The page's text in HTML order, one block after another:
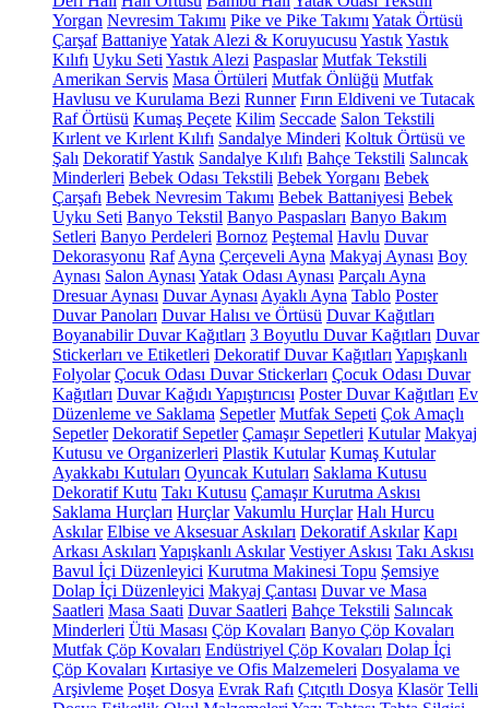
Yorgan Nevresim Takımı Pike ve Pike Takımı Yatak Örtüsü
Çarşaf BattaniyeYatak Alezi & Koruyucusu YastıkYastık
Kılıfı Uyku Seti Yastık Alezi Paspaslar Mutfak Tekstili
Amerikan Servis Masa Örtüleri Mutfak Önlüğü Mutfak
Havlusu ve Kurulama Bezi Runner Fırın Eldiveni ve Tutacak
Raf Örtüsü Kumaş Peçete Kilim Seccade Salon Tekstili
Kırlent ve Kırlent Kılıfı Sandalye Minderi Koltuk Örtüsü ve
Şalı Dekoratif Yastık Sandalye Kılıfı Bahçe Tekstili Salıncak
Minderleri Bebek Odası Tekstili Bebek Yorganı Bebek
Çarşafı Bebek Nevresim Takımı Bebek Battaniyesi Bebek
Uyku Seti Banyo Tekstil Banyo Paspasları Banyo Bakım
Setleri Banyo Perdeleri Bornoz Peştemal Havlu Duvar
Dekorasyonu Raf Ayna Çerçeveli Ayna Makyaj Aynası Boy
Aynası Salon Aynası Yatak Odası Aynası Parçalı Ayna
Dresuar Aynası Duvar Aynası Ayaklı Ayna Tablo Poster
Duvar Panoları Duvar Halısı ve Örtüsü Duvar Kağıtları
Boyanabilir Duvar Kağıtları 3 Boyutlu Duvar Kağıtları Duvar
Stickerları ve Etiketleri Dekoratif Duvar Kağıtları Yapışkanlı
Folyolar Çocuk Odası Duvar Stickerları Çocuk Odası Duvar
Kağıtları Duvar Kağıdı Yapıştırıcısı Poster Duvar Kağıtları Ev
Düzenleme ve Saklama Sepetler Mutfak Sepeti Çok Amaçlı
Sepetler Dekoratif Sepetler Çamaşır Sepetleri Kutular Makyaj
Kutusu ve Organizerleri Plastik Kutular Kumaş Kutular
Ayakkabı Kutuları Oyuncak Kutuları Saklama Kutusu
Dekoratif Kutu Takı Kutusu Çamaşır Kurutma Askısı
Saklama Hurçları Hurçlar Vakumlu Hurçlar Halı Hurcu
Askılar Elbise ve Aksesuar Askıları Dekoratif Askılar Kapı
Arkası Askıları Yapışkanlı Askılar Vestiyer Askısı Takı Askısı
Bavul İçi Düzenleyici Kurutma Makinesi Topu Şemsiye
Dolap İçi Düzenleyici Makyaj Çantası Duvar ve Masa
Saatleri Masa Saati Duvar Saatleri Bahçe Tekstili Salıncak
Minderleri Ütü Masası Çöp Kovaları Banyo Çöp Kovaları
Mutfak Çöp Kovaları Endüstriyel Çöp Kovaları Dolap İçi
Çöp Kovaları Kırtasiye ve Ofis Malzemeleri Dosyalama ve
Arşivleme Poşet Dosya Evrak Rafı Çıtçıtlı Dosya Klasör Telli